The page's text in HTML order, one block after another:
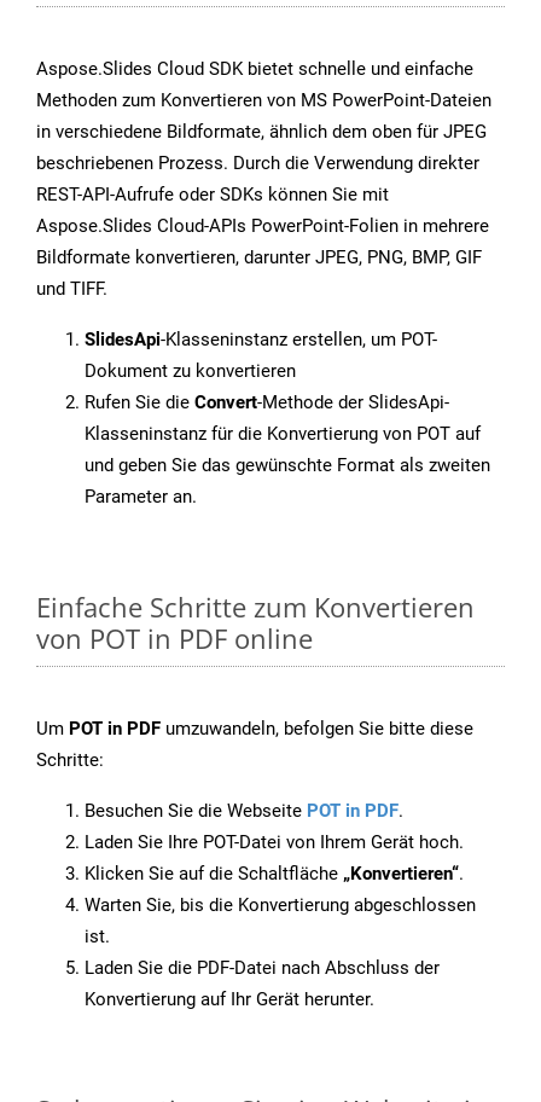
Aspose.Slides Cloud SDK bietet schnelle und einfache
Methoden zum Konvertieren von MS PowerPoint-Dateien
in verschiedene Bildformate, ähnlich dem oben für JPEG
beschriebenen Prozess. Durch die Verwendung direkter
REST-API-Aufrufe oder SDKs können Sie mit
Aspose.Slides Cloud-APIs PowerPoint-Folien in mehrere
Bildformate konvertieren, darunter JPEG, PNG, BMP, GIF
und TIFF.
SlidesApi-Klasseninstanz erstellen, um POT-
Dokument zu konvertieren
Rufen Sie die Convert-Methode der SlidesApi-
Klasseninstanz für die Konvertierung von POT auf
und geben Sie das gewünschte Format als zweiten
Parameter an.
Einfache Schritte zum Konvertieren
von POT in PDF online
Um POT in PDF umzuwandeln, befolgen Sie bitte diese
Schritte:
Besuchen Sie die Webseite POT in PDF.
Laden Sie Ihre POT-Datei von Ihrem Gerät hoch.
Klicken Sie auf die Schaltfläche „Konvertieren“.
Warten Sie, bis die Konvertierung abgeschlossen
ist.
Laden Sie die PDF-Datei nach Abschluss der
Konvertierung auf Ihr Gerät herunter.